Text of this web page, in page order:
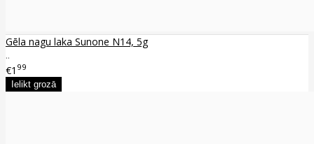
Gēla nagu laka Sunone N14, 5g
..
€1 99